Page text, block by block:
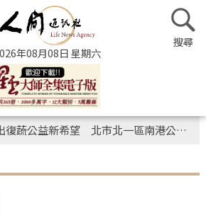
年08月08日 星期六
蔬公益新希望 北市北一區南港公園VEGRUN